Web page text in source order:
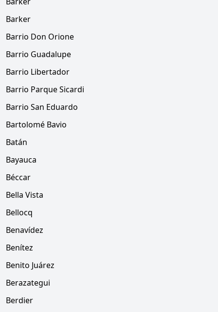
Barker
Barrio Don Orione
Barrio Guadalupe
Barrio Libertador
Barrio Parque Sicardi
Barrio San Eduardo
Bartolomé Bavio
Batán
Bayauca
Béccar
Bella Vista
Bellocq
Benavídez
Benítez
Benito Juárez
Berazategui
Berdier